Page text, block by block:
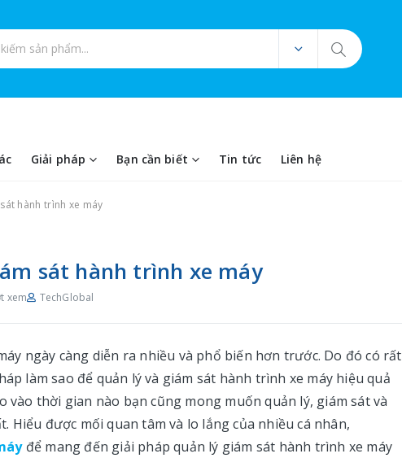
phẩm
Giải pháp Bạn cần biết Tin tức Liên hệ
hành trình xe máy
sát hành trình xe máy
xem TechGlobal
ngày càng diễn ra nhiều và phổ biến hơn trước. Do đó có rất
làm sao để quản lý và giám sát hành trình xe máy hiệu quả
vào thời gian nào bạn cũng mong muốn quản lý, giám sát và
Hiểu được mối quan tâm và lo lắng của nhiều cá nhân,
để mang đến giải pháp quản lý giám sát hành trình xe máy